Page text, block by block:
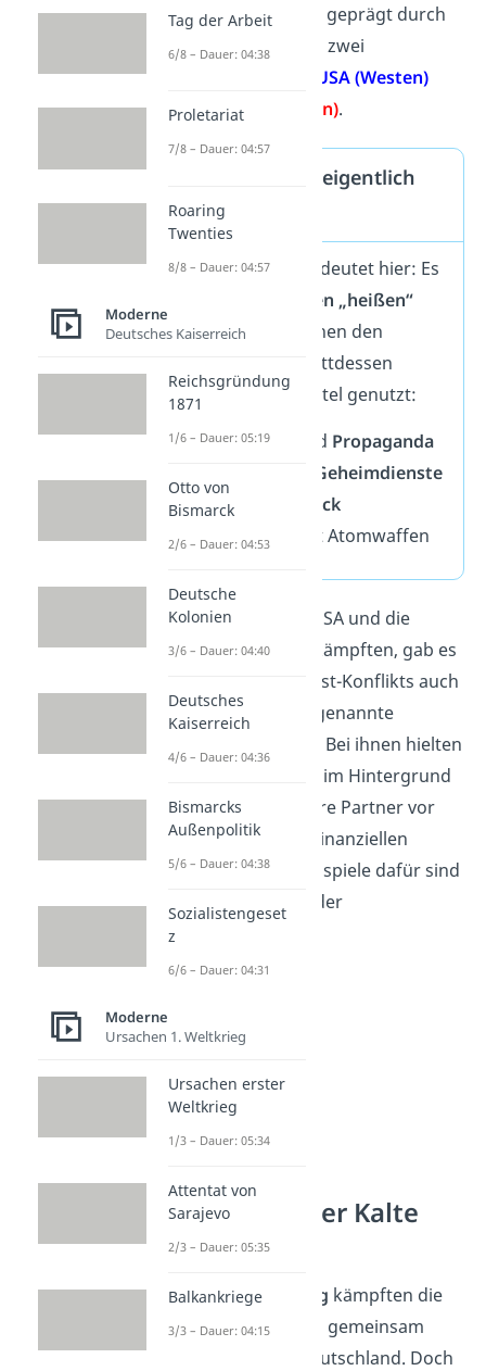
1991gemeint. Er war geprägt durch
die Rivalität zwischen zwei
USA (Westen)
und derUdSSR (Osten).
Warum heißt es eigentlich
„Kalter Krieg“?
Das Wort „kalt
“ bedeutet hier: Es
keinen direkten „heißen“
Waffengang
zwischen den
Hauptgegnern. Stattdessen
werden andere Mittel genutzt:
Drohungen
und Propaganda
Geheimdienste
Wirtschaftsdruck
Wettrüsten
mit Atomwaffen
Auch wenn sich die USA und die
UdSSRnie direkt
bekämpften, gab es
während des Ost-West-Konflikts auch
„heiße“Kriege
— sogenannte
. Bei ihnen hielten
sich die Großmächte im Hintergrund
und unterstützten ihre Partner vor
Ort mit Waffen und finanziellen
Mitteln. Bekannte Beispiele dafür sind
Koreakrieg
und der
Vietnamkrieg
Wie begann der Kalte
Krieg?
ImZweiten Weltkrieg kämpften die
USA und UdSSR noch gemeinsam
-Deutschland. Doch
Tag der Arbeit
6/8 – Dauer: 04:38
Proletariat
7/8 – Dauer: 04:57
Roaring
Twenties
8/8 – Dauer: 04:57
Moderne
Deutsches Kaiserreich
Reichsgründung
1871
1/6 – Dauer: 05:19
Otto von
Bismarck
2/6 – Dauer: 04:53
Deutsche
Kolonien
3/6 – Dauer: 04:40
Deutsches
Kaiserreich
4/6 – Dauer: 04:36
Bismarcks
Außenpolitik
5/6 – Dauer: 04:38
Sozialistengeset
z
6/6 – Dauer: 04:31
Moderne
Ursachen 1. Weltkrieg
Ursachen erster
Weltkrieg
1/3 – Dauer: 05:34
Attentat von
Sarajevo
2/3 – Dauer: 05:35
Balkankriege
3/3 – Dauer: 04:15